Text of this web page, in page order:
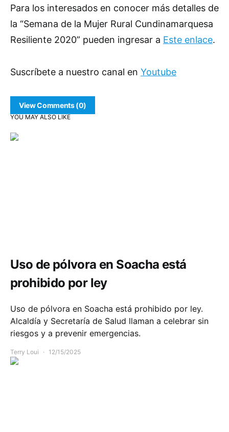
Para los interesados en conocer más detalles de
la “Semana de la Mujer Rural Cundinamarquesa
Resiliente 2020” pueden ingresar a Este enlace.
Suscríbete a nuestro canal en Youtube
View Comments (0)
YOU MAY ALSO LIKE
Uso de pólvora en Soacha está
prohibido por ley
Uso de pólvora en Soacha está prohibido por ley.
Alcaldía y Secretaría de Salud llaman a celebrar sin
riesgos y a prevenir emergencias.
Terry Loui 12/15/2025